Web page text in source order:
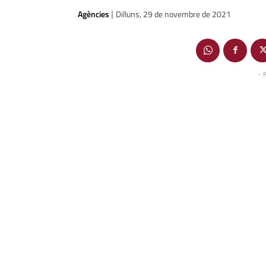
Agències | Dilluns, 29 de novembre de 2021
-